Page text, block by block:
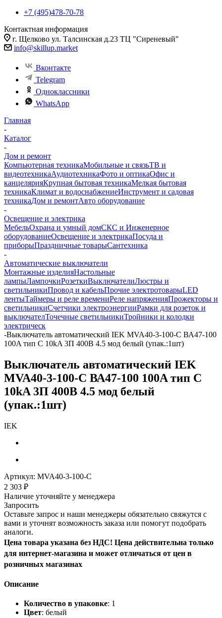
+7 (495)478-70-78
Контактная информация
г. Щелково ул. Талсинская д.23 ТЦ "Сиреневый"
info@skillup.market
Вконтакте
Telegram
Одноклассники
WhatsApp
Главная
-
Каталог
-
Дом и ремонт
Компьютерная техникаМобильные и связьТВ и
видеотехникаАудиотехникаФото и оптикаОфис и
канцелярияКрупная бытовая техникаМелкая бытовая
техникаКлимат и водоснабжениеИнструмент и садовая
техникаДом и ремонтАвто оборудование
-
Освещение и электрика
МебельОхрана и умный домСКС и Инженерное
оборудованиеОсвещение и электрикаПосуда и
приборыПраздничные товарыСантехника
-
Автоматические выключатели
Монтажные изделияНастольные
лампыЛампочкиРозеткиВыключателиЛюстры и
светильникиПровод и кабельПрочие электротоварыLED
лентыТаймеры и реле времениРеле напряженияПрожекторы и
светильникиСчетчики электроэнергииРамки для розеток и
выключателТочечные светильникиТройники и колодки
электрическ
-Выключатель автоматический IEK MVA40-3-100-C ВА47-100
100A тип C 10kA 3П 400В 4.5 мод белый (упак.:1шт)
Выключатель автоматический IEK
MVA40-3-100-C ВА47-100 100A тип C
10kA 3П 400В 4.5 мод белый
(упак.:1шт)
IEK
Артикул: MVA40-3-100-C
2 303 ₽
Наличие уточняйте у менеджера
Запросить
Оставьте запрос и наши менеджеры обязательно свяжутся с
вами и уточнят возможность заказа или помогут подобрать
аналоги.
Цена товара указана без НДС! Цена действительна только
для интернет-магазина и может отличаться от цен в
розничных магазинах
Описание
Количество в упаковке: 1
Цвет: белый